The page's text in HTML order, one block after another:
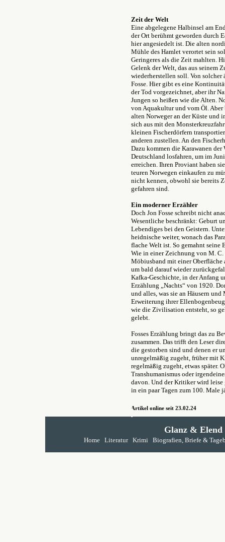
Zeit der Welt
Eine abgelegene Halbinsel am
der Ort berühmt geworden durch
hier angesiedelt ist. Die alten
Mühle des Hamlet verortet sein
Geringeres als die Zeit mahlten.
Gelenk der Welt, das aus seinem
wiederherstellen soll. Von solcher
Fosse. Hier gibt es eine
der Tod vorgezeichnet, aber ihr
Jungen so heißen wie die Alten.
von Aquakultur und vom Öl.
alten Norweger an der Küste und
sich aus mit den
kleinen Fischerdörfern
anderen zustellen. An den
Dazu kommen die Karawanen
Deutschland losfahren, um im
erreichen. Ihren Proviant haben
teuren Norwegen einkaufen zu
nicht kennen, obwohl sie bereits
gefahren sind.
Ein moderner Erzähler
Doch Jon Fosse schreibt nicht
Wesentliche beschränkt: Geburt
Lebendiges bei den Geistern.
heidnische weiter, wonach das
flache Welt ist. So gemahnt seine
Wie in einer Zeichnung von M.
Möbiusband mit einer Oberfläche
um bald darauf wieder
Kafka-Geschichte, in der Anfang
Erzählung „Nachts“ von 1920.
und alles, was sie an Häusern
Erweiterung ihrer
wie die Zivilisation entsteht, so
gelebt.
Fosses Erzählung bringt das zu
zusammen. Das trifft den Leser
die gestorben sind und denen er
unregelmäßig zugeht, früher mit
regelmäßig zugeht, etwas später.
Transhumanismus oder
davon. Und der Kritiker wird leise
in ein paar Tagen zum 100. Male
Artikel online seit 23.02.24
Glanz & Elend
Home Literatur Krimi Biografien, Briefe &